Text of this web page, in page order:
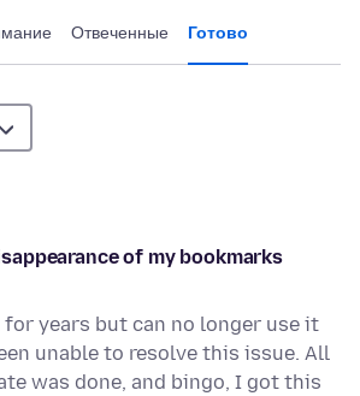
Отвеченные Готово
of my bookmarks
years but can no longer use it
unable to resolve this issue. All
was done, and bingo, I got this